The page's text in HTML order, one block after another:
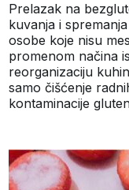
Prelazak na
kuvanja i
osobe koje nisu
promenom načina
reorganizaciju
samo čišćenje
kontaminacije